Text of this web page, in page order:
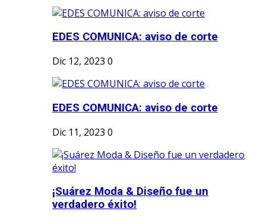
EDES COMUNICA: aviso de corte
Dic 12, 2023 0
EDES COMUNICA: aviso de corte
Dic 11, 2023 0
¡Suárez Moda & Diseño fue un
verdadero éxito!